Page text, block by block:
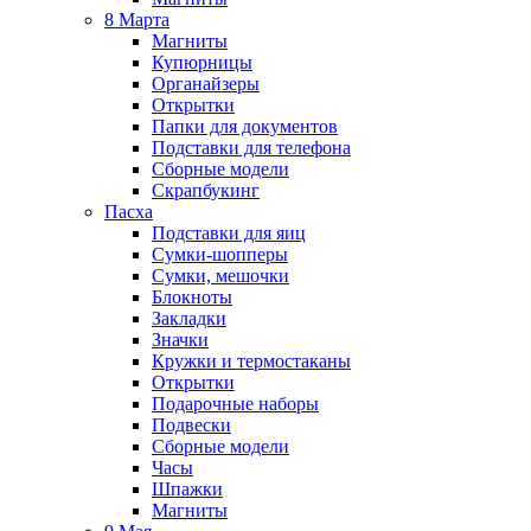
8 Марта
Магниты
Купюрницы
Органайзеры
Открытки
Папки для документов
Подставки для телефона
Сборные модели
Скрапбукинг
Пасха
Подставки для яиц
Сумки-шопперы
Сумки, мешочки
Блокноты
Закладки
Значки
Кружки и термостаканы
Открытки
Подарочные наборы
Подвески
Сборные модели
Часы
Шпажки
Магниты